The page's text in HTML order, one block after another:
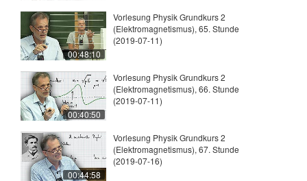
00:48:10
Vorlesung Physik Grundkurs 2
(Elektromagnetismus), 65. Stunde
(2019-07-11)
00:40:50
Vorlesung Physik Grundkurs 2
(Elektromagnetismus), 66. Stunde
(2019-07-11)
00:44:58
Vorlesung Physik Grundkurs 2
(Elektromagnetismus), 67. Stunde
(2019-07-16)